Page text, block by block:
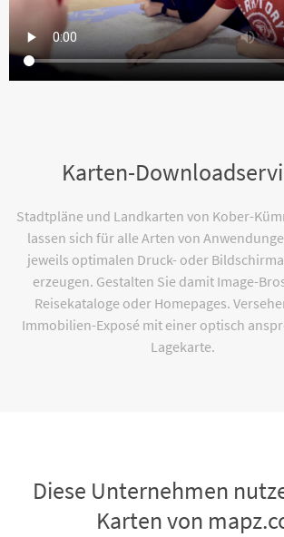
Karten-
Stadtpläne und Landkarten von Kober-
lassen sich für alle Arten von
jeweils optimalen Druck- oder
erzeugen. Gestalten Sie damit Image-
Reisekataloge oder Homepages.
Immobilien-Exposé mit einer optisch
Lagekarte.
Diese Unternehmen
Karten von